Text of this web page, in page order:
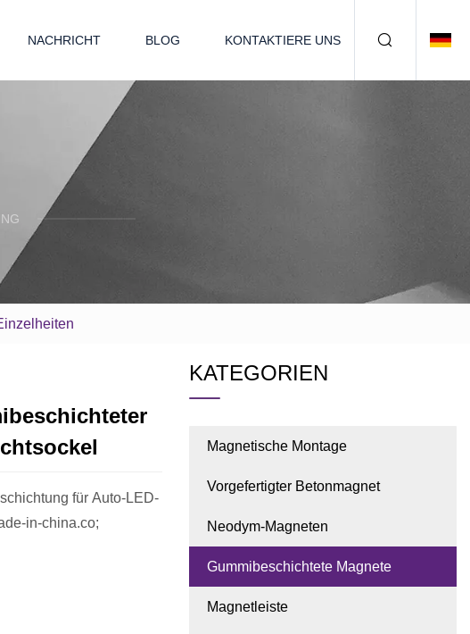
NACHRICHT BLOG KONTAKTIERE UNS
für Auto-LED-
in-china.co;
KATEGORIEN
Magnetische Montage
Vorgefertigter Betonmagnet
Neodym-Magneten
Gummibeschichtete Magnete
Magnetleiste